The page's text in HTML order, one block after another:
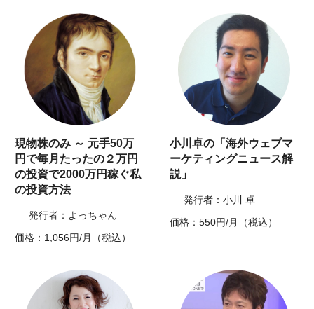
現物株のみ ～ 元手50万
円で毎月たったの２万円
の投資で2000万円稼ぐ私
の投資方法
発行者：よっちゃん
価格：1,056円/月（税込）
小川卓の「海外ウェブマ
ーケティングニュース解
説」
発行者：小川 卓
価格：550円/月（税込）